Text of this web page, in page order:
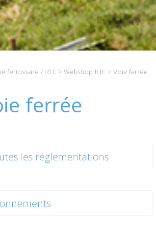
ferroviaire / RTE > Webshop RTE > Voie ferrée
ferrée
les réglementations